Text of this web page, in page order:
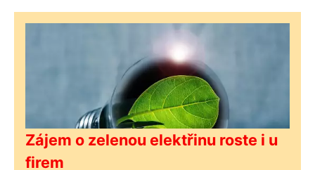
Zájem o zelenou elektřinu roste i u
firem